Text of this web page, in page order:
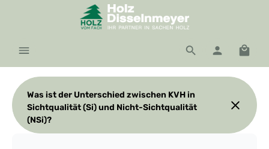
Zum Hauptinhalt springen
Was ist der Unterschied zwischen KVH in
Sichtqualität (Si) und Nicht-Sichtqualität
(NSi)?